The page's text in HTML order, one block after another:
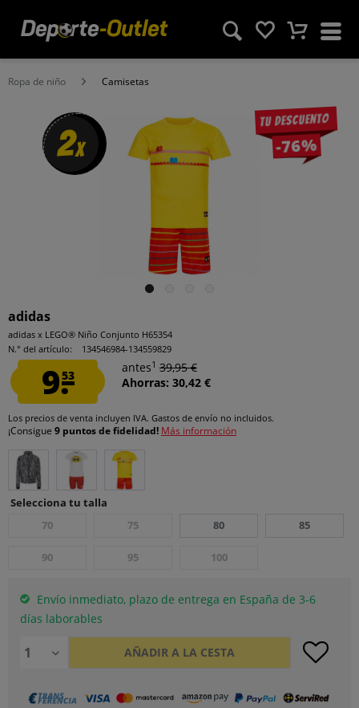
Ropa de niño Camisetas
Tu descuento
-76%
2x
adidas
adidas x LEGO® Niño Conjunto H65354
N.° del artículo:
134546984-134559829
9.53
antes1 39,95 €
Ahorras: 30,42 €
Los precios de venta incluyen IVA. Gastos de envío no incluidos.
¡Consigue 9 puntos de fidelidad! Más información
Selecciona tu talla
70
75 80 85
90 95 100
Envío inmediato, plazo de entrega en España de 3-6
días laborables
AÑADIR A LA CESTA